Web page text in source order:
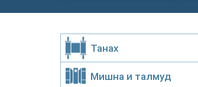
Танах
Мишна и талмуд